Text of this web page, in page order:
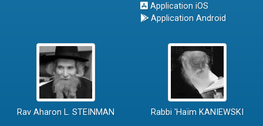
Application iOS
Application Android
Rav Aharon L. STEINMAN Rabbi 'Haïm KANIEWSKI